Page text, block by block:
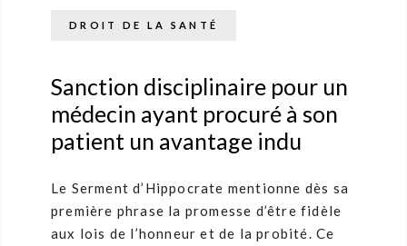
DROIT DE LA SANTÉ
Sanction disciplinaire pour un
médecin ayant procuré à son
patient un avantage indu
Le Serment d’Hippocrate mentionne dès sa
première phrase la promesse d’être fidèle
aux lois de l’honneur et de la probité. Ce